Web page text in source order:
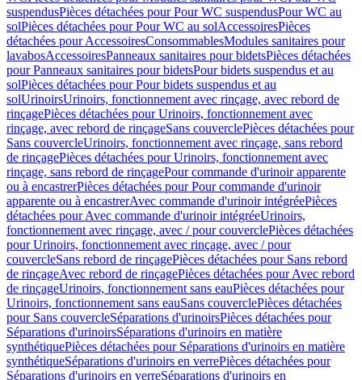
suspendusPièces détachées pour Pour WC suspendusPour WC au
solPièces détachées pour Pour WC au solAccessoiresPièces
détachées pour AccessoiresConsommablesModules sanitaires pour
lavabosAccessoiresPanneaux sanitaires pour bidetsPièces détachées
pour Panneaux sanitaires pour bidetsPour bidets suspendus et au
solPièces détachées pour Pour bidets suspendus et au
solUrinoirsUrinoirs, fonctionnement avec rinçage, avec rebord de
rinçagePièces détachées pour Urinoirs, fonctionnement avec
rinçage, avec rebord de rinçageSans couverclePièces détachées pour
Sans couvercleUrinoirs, fonctionnement avec rinçage, sans rebord
de rinçagePièces détachées pour Urinoirs, fonctionnement avec
rinçage, sans rebord de rinçagePour commande d'urinoir apparente
ou à encastrerPièces détachées pour Pour commande d'urinoir
apparente ou à encastrerAvec commande d'urinoir intégréePièces
détachées pour Avec commande d'urinoir intégréeUrinoirs,
fonctionnement avec rinçage, avec / pour couverclePièces détachées
pour Urinoirs, fonctionnement avec rinçage, avec / pour
couvercleSans rebord de rinçagePièces détachées pour Sans rebord
de rinçageAvec rebord de rinçagePièces détachées pour Avec rebord
de rinçageUrinoirs, fonctionnement sans eauPièces détachées pour
Urinoirs, fonctionnement sans eauSans couverclePièces détachées
pour Sans couvercleSéparations d'urinoirsPièces détachées pour
Séparations d'urinoirsSéparations d'urinoirs en matière
synthétiquePièces détachées pour Séparations d'urinoirs en matière
synthétiqueSéparations d'urinoirs en verrePièces détachées pour
Séparations d'urinoirs en verreSéparations d'urinoirs en